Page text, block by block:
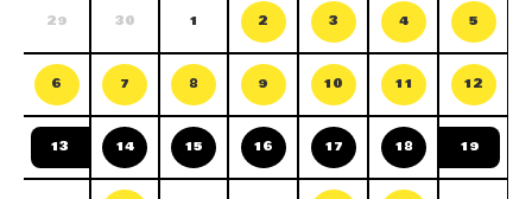
29 30 1 2 3 4 5
6 7 8 9 10 11 12
13 14 15 16 17 18 19